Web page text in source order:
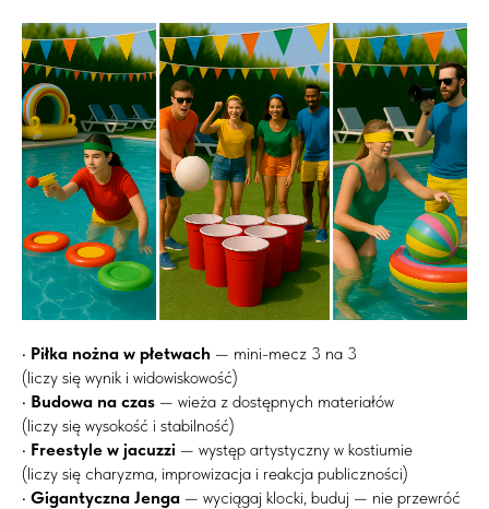
• Piłka nożna w płetwach — mini-mecz 3 na 3
(liczy się wynik i widowiskowość)
• Budowa na czas — wieża z dostępnych materiałów
(liczy się wysokość i stabilność)
• Freestyle w jacuzzi — występ artystyczny w kostiumie
(liczy się charyzma, improwizacja i reakcja publiczności)
• Gigantyczna Jenga — wyciągaj klocki, buduj — nie przewróć